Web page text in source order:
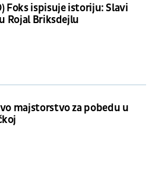
Foks ispisuje istoriju: Slavi
Rojal Briksdejlu
majstorstvo za pobedu u